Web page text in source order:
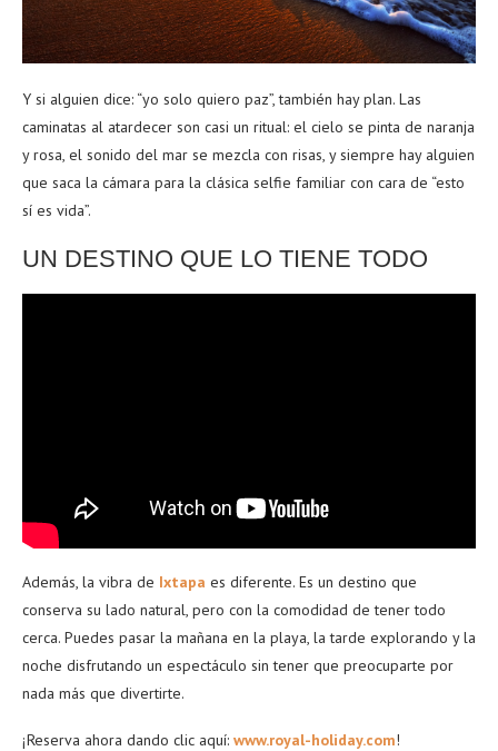
Y si alguien dice: “yo solo quiero paz”, también hay plan. Las
caminatas al atardecer son casi un ritual: el cielo se pinta de naranja
y rosa, el sonido del mar se mezcla con risas, y siempre hay alguien
que saca la cámara para la clásica selfie familiar con cara de “esto
sí es vida”.
UN DESTINO QUE LO TIENE TODO
Además, la vibra de Ixtapa es diferente. Es un destino que
conserva su lado natural, pero con la comodidad de tener todo
cerca. Puedes pasar la mañana en la playa, la tarde explorando y la
noche disfrutando un espectáculo sin tener que preocuparte por
nada más que divertirte.
¡Reserva ahora dando clic aquí: www.royal-holiday.com!